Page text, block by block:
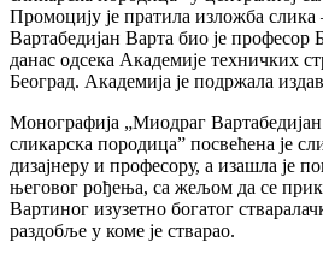
Промоцију је пратила изложба
Вартабедијан Варта био је професор
данас одсека Академије техничких
Београд. Академија је подржала
Монографија „Миодраг
сликарска породица” посвећена је
дизајнеру и професору, а изашла је
његовог рођења, са жељом да се
Вартиног изузетно богатог
раздобље у коме је стварао.